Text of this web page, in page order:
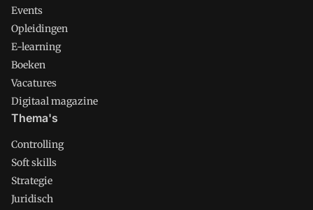
Events
Opleidingen
E-learning
Boeken
Vacatures
Digitaal magazine
Thema's
Controlling
Soft skills
Strategie
Juridisch